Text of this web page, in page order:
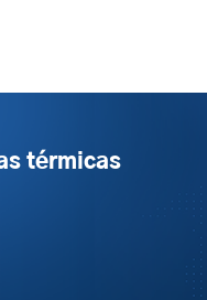
térmicas